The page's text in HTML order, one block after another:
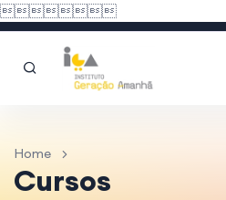

Home
Cursos